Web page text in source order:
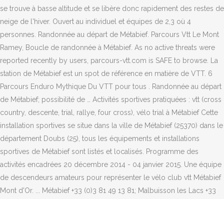
se trouve à basse altitude et se libère donc rapidement des restes de
neige de l'hiver. Ouvert au individuel et équipes de 2,3 où 4
personnes. Randonnée au départ de Métabief. Parcours Vtt Le Mont
Ramey, Boucle de randonnée à Métabief. As no active threats were
reported recently by users, parcours-vtt.com is SAFE to browse. La
station de Métabief est un spot de référence en matière de VTT. 6
Parcours Enduro Mythique Du VTT pour tous . Randonnée au départ
de Métabief; possibilité de … Activités sportives pratiquées : vtt (cross
country, descente, trial, rallye, four cross), vélo trial à Métabief Cette
installation sportives se situe dans la ville de Métabief (25370) dans le
département Doubs (25), tous les équipements et installations
sportives de Métabief sont listés et localisés. Programme des
activités encadrées 20 décembre 2014 - 04 janvier 2015. Une équipe
de descendeurs amateurs pour représenter le vélo club vtt Métabief
Mont d'Or. ... Métabief +33 (0)3 81 49 13 81; Malbuisson les Lacs +33